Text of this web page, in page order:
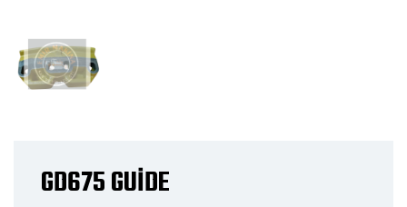
GD675 GUİDE